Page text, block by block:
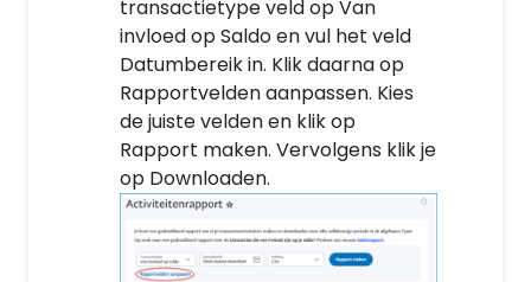
transactietype veld op Van
invloed op Saldo en vul het veld
Datumbereik in. Klik daarna op
Rapportvelden aanpassen. Kies
de juiste velden en klik op
Rapport maken. Vervolgens klik je
op Downloaden.